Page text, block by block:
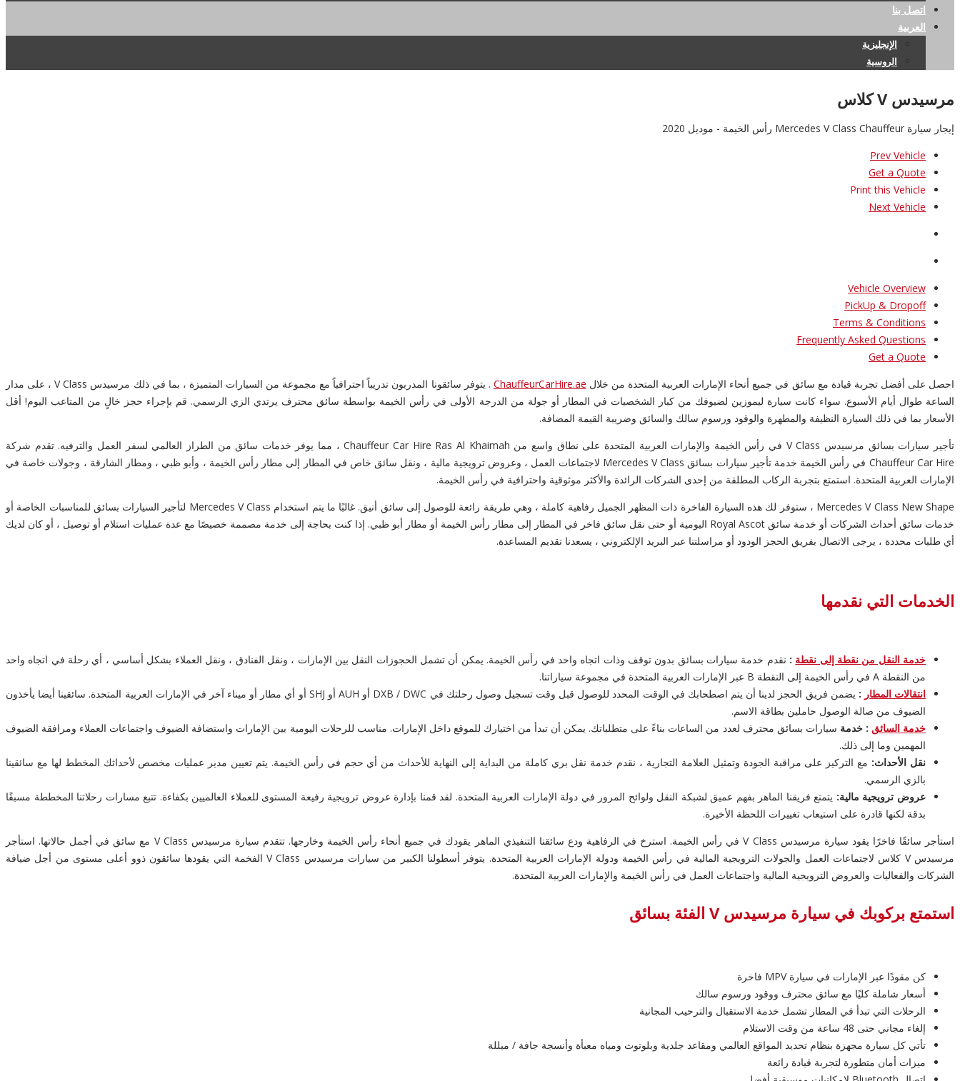
اتصل بنا
العربية
الإنجليزية
الروسية
مرسيدس V كلاس
إيجار سيارة Mercedes V Class Chauffeur رأس الخيمة - موديل 2020
Prev Vehicle
Get a Quote
Print this Vehicle
Next Vehicle
Vehicle Overview
PickUp & Dropoff
Terms & Conditions
Frequently Asked Questions
Get a Quote
احصل على أفضل تجربة قيادة مع سائق في جميع أنحاء الإمارات العربية المتحدة من خلال ChauffeurCarHire.ae
. يتوفر سائقونا المدربون تدريباً احترافياً مع مجموعة من السيارات المتميزة ، بما في ذلك مرسيدس V Class ، على مدار
الساعة طوال أيام الأسبوع. سواء كانت سيارة ليموزين لضيوفك من كبار الشخصيات في المطار أو جولة من الدرجة الأولى في رأس الخيمة بواسطة سائق محترف يرتدي الزي الرسمي. قم بإجراء حجز خالٍ من المتاعب اليوم! أقل
الأسعار بما في ذلك السيارة النظيفة والمطهرة والوقود ورسوم سالك والسائق وضريبة القيمة المضافة.
تأجير سيارات بسائق مرسيدس V Class في رأس الخيمة والإمارات العربية المتحدة على نطاق واسع من Chauffeur Car Hire Ras Al Khaimah ، مما يوفر خدمات سائق من الطراز العالمي لسفر العمل والترفيه. تقدم شركة
Chauffeur Car Hire في رأس الخيمة خدمة تأجير سيارات بسائق Mercedes V Class لاجتماعات العمل ، وعروض ترويجية مالية ، ونقل سائق خاص في المطار إلى مطار رأس الخيمة ، وأبو ظبي ، ومطار الشارقة ، وجولات خاصة في
الإمارات العربية المتحدة. استمتع بتجربة الركاب المطلقة من إحدى الشركات الرائدة والأكثر موثوقية واحترافية في رأس الخيمة.
Mercedes V Class New Shape ، ستوفر لك هذه السيارة الفاخرة ذات المظهر الجميل رفاهية كاملة ، وهي طريقة رائعة للوصول إلى سائق أنيق. غالبًا ما يتم استخدام Mercedes V Class لتأجير السيارات بسائق للمناسبات الخاصة أو
خدمات سائق أحداث الشركات أو خدمة سائق Royal Ascot اليومية أو حتى نقل سائق فاخر في المطار إلى مطار رأس الخيمة أو مطار أبو ظبي. إذا كنت بحاجة إلى خدمة مصممة خصيصًا مع عدة عمليات استلام أو توصيل ، أو كان لديك
أي طلبات محددة ، يرجى الاتصال بفريق الحجز الودود أو مراسلتنا عبر البريد الإلكتروني ، يسعدنا تقديم المساعدة.
الخدمات التي نقدمها
خدمة النقل من نقطة إلى نقطة : نقدم خدمة سيارات بسائق بدون توقف وذات اتجاه واحد في رأس الخيمة. يمكن أن تشمل الحجوزات النقل بين الإمارات ، ونقل الفنادق ، ونقل العملاء بشكل أساسي ، أي رحلة في اتجاه واحد
من النقطة A في رأس الخيمة إلى النقطة B عبر الإمارات العربية المتحدة في مجموعة سياراتنا.
انتقالات المطار :
يضمن فريق الحجز لدينا أن يتم اصطحابك في الوقت المحدد للوصول قبل وقت تسجيل وصول رحلتك في DXB / DWC أو AUH أو SHJ أو أي مطار أو ميناء آخر في الإمارات العربية المتحدة. سائقينا أيضا يأخذون
الضيوف من صالة الوصول حاملين بطاقة الاسم.
خدمة السائق : خدمة سيارات بسائق محترف لعدد من الساعات بناءً على متطلباتك. يمكن أن تبدأ من اختيارك للموقع داخل الإمارات. مناسب للرحلات اليومية بين الإمارات واستضافة الضيوف واجتماعات العملاء ومرافقة الضيوف
المهمين وما إلى ذلك.
نقل الأحداث: مع التركيز على مراقبة الجودة وتمثيل العلامة التجارية ، نقدم خدمة نقل بري كاملة من البداية إلى النهاية للأحداث من أي حجم في رأس الخيمة. يتم تعيين مدير عمليات مخصص لأحداثك المخطط لها مع سائقينا
بالزي الرسمي.
عروض ترويجية مالية: يتمتع فريقنا الماهر بفهم عميق لشبكة النقل ولوائح المرور في دولة الإمارات العربية المتحدة. لقد قمنا بإدارة عروض ترويجية رفيعة المستوى للعملاء العالميين بكفاءة. تتبع مسارات رحلاتنا المخططة مسبقًا
بدقة لكنها قادرة على استيعاب تغييرات اللحظة الأخيرة.
استأجر سائقًا فاخرًا يقود سيارة مرسيدس V Class في رأس الخيمة. استرخ في الرفاهية ودع سائقنا التنفيذي الماهر يقودك في جميع أنحاء رأس الخيمة وخارجها. تتقدم سيارة مرسيدس V Class مع سائق في أجمل حالاتها. استأجر
مرسيدس V كلاس لاجتماعات العمل والجولات الترويجية المالية في رأس الخيمة ودولة الإمارات العربية المتحدة. يتوفر أسطولنا الكبير من سيارات مرسيدس V Class الفخمة التي يقودها سائقون ذوو أعلى مستوى من أجل ضيافة
الشركات والفعاليات والعروض الترويجية المالية واجتماعات العمل في رأس الخيمة والإمارات العربية المتحدة.
استمتع بركوبك في سيارة مرسيدس V الفئة بسائق
كن مقودًا عبر الإمارات في سيارة MPV فاخرة
أسعار شاملة كليًا مع سائق محترف ووقود ورسوم سالك
الرحلات التي تبدأ في المطار تشمل خدمة الاستقبال والترحيب المجانية
إلغاء مجاني حتى 48 ساعة من وقت الاستلام
تأتي كل سيارة مجهزة بنظام تحديد المواقع العالمي ومقاعد جلدية وبلوتوث ومياه معبأة وأنسجة جافة / مبللة
ميزات أمان متطورة لتجربة قيادة رائعة